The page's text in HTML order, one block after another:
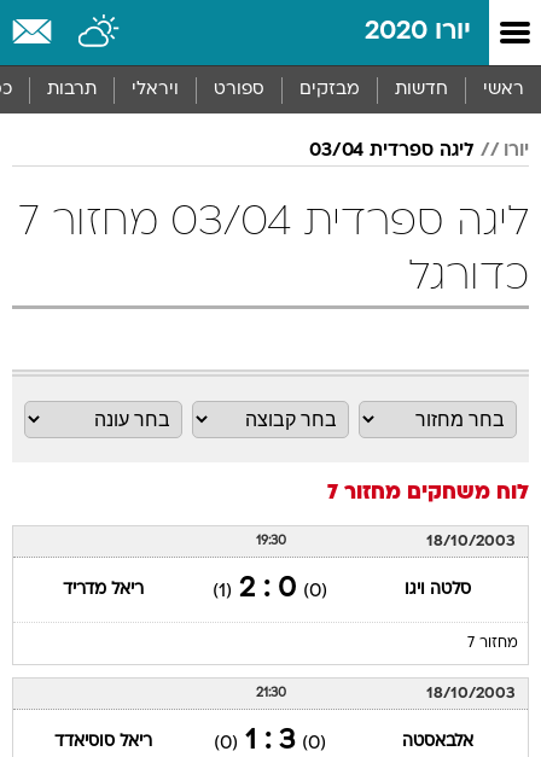
יורו 2020
ראשי חדשות מבזקים ספורט ויראלי תרבות
יורו ליגה ספרדית 03/04
ליגה ספרדית 03/04 מחזור 7
כדורגל
לוח משחקים מחזור 7
18/10/2003
19:30
סלטה ויגו (0)
0 : 2
(1) ריאל מדריד
מחזור 7
18/10/2003
21:30
אלבאסטה (0)
3 : 1
(0) ריאל סוסיאדד